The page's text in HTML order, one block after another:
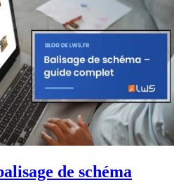
de schéma